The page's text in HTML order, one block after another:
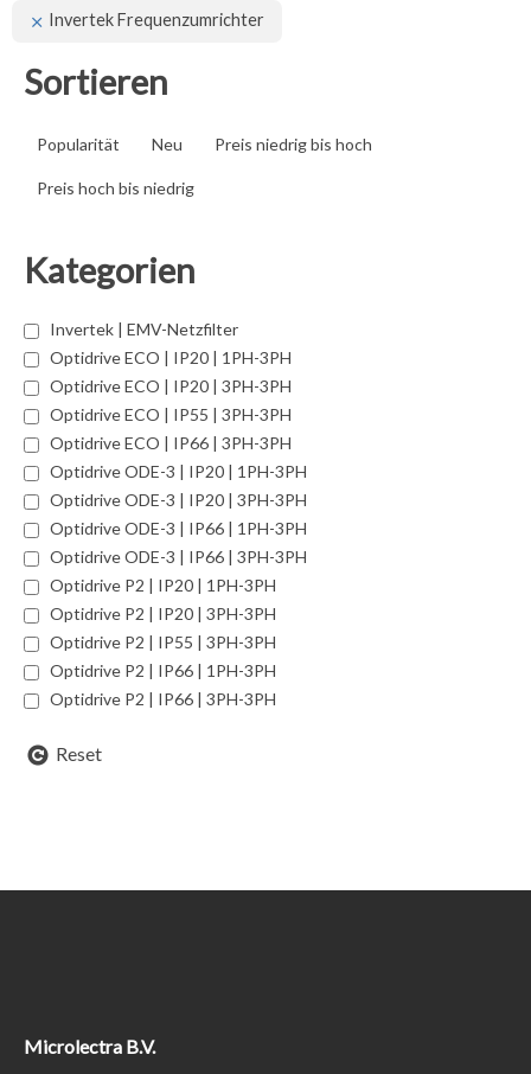
Invertek Frequenzumrichter
Sortieren
Popularität Neu Preis niedrig bis hoch
Preis hoch bis niedrig
Kategorien
Invertek | EMV-Netzfilter
Optidrive ECO | IP20 | 1PH-3PH
Optidrive ECO | IP20 | 3PH-3PH
Optidrive ECO | IP55 | 3PH-3PH
Optidrive ECO | IP66 | 3PH-3PH
Optidrive ODE-3 | IP20 | 1PH-3PH
Optidrive ODE-3 | IP20 | 3PH-3PH
Optidrive ODE-3 | IP66 | 1PH-3PH
Optidrive ODE-3 | IP66 | 3PH-3PH
Optidrive P2 | IP20 | 1PH-3PH
Optidrive P2 | IP20 | 3PH-3PH
Optidrive P2 | IP55 | 3PH-3PH
Optidrive P2 | IP66 | 1PH-3PH
Optidrive P2 | IP66 | 3PH-3PH
Reset
Microlectra B.V.